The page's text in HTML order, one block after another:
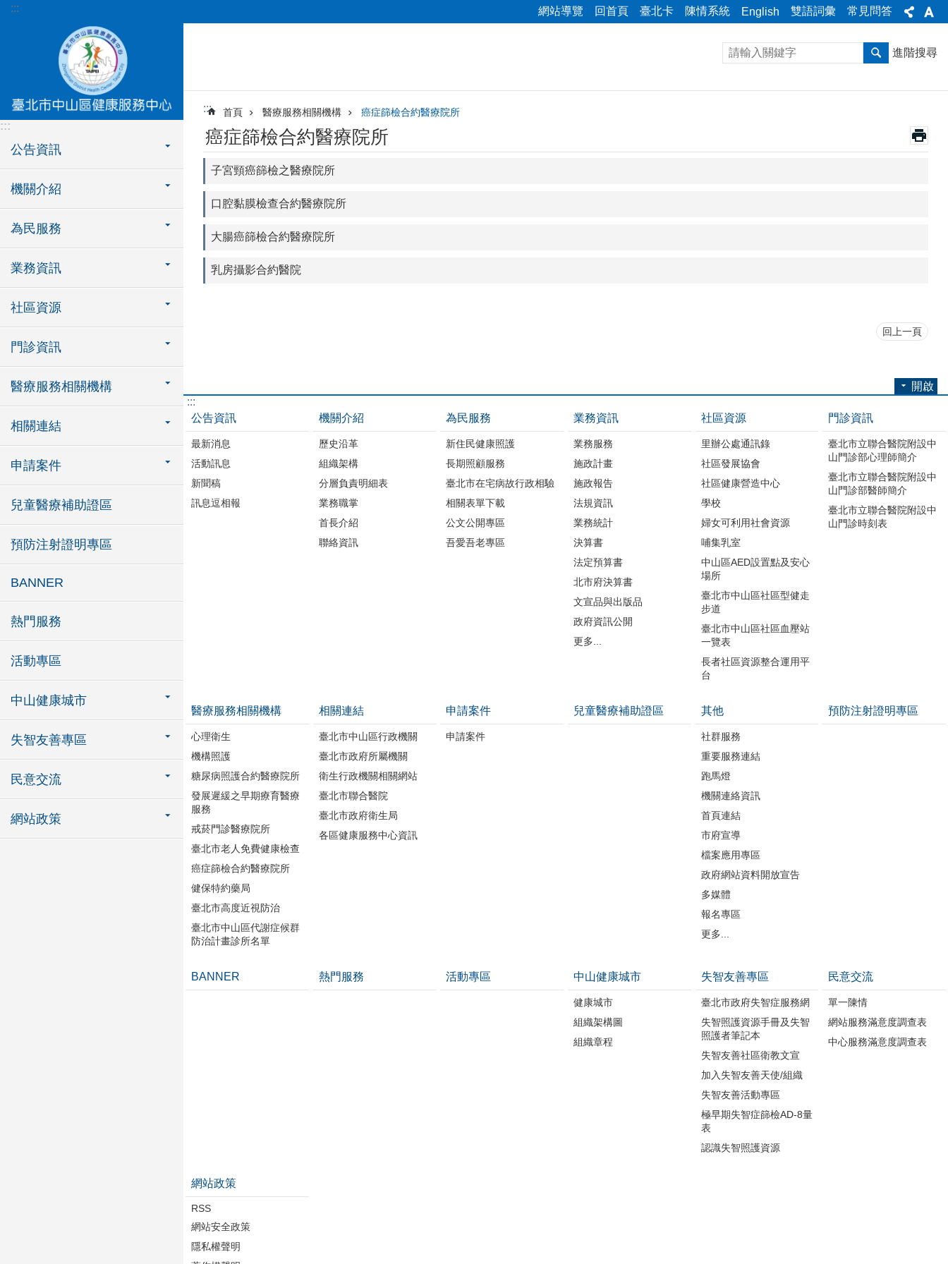
跳到主要內容區塊
::: 網站導覽 回首頁 臺北卡 陳情系統 English 雙語詞彙 常見問答
:::
公告資訊
機關介紹
為民服務
業務資訊
社區資源
門診資訊
醫療服務相關機構
相關連結
申請案件
兒童醫療補助證區
預防注射證明專區
BANNER
熱門服務
活動專區
中山健康城市
失智友善專區
民意交流
網站政策
進階搜尋
::: 首頁 醫療服務相關機構 癌症篩檢合約醫療院所
癌症篩檢合約醫療院所
子宮頸癌篩檢之醫療院所
口腔黏膜檢查合約醫療院所
大腸癌篩檢合約醫療院所
乳房攝影合約醫院
回上一頁
開啟
:::
公告資訊
最新消息
活動訊息
新聞稿
訊息逗相報
機關介紹
歷史沿革
組織架構
分層負責明細表
業務職掌
首長介紹
聯絡資訊
為民服務
新住民健康照護
長期照顧服務
臺北市在宅病故行政相驗
相關表單下載
公文公開專區
吾愛吾老專區
業務資訊
業務服務
施政計畫
施政報告
法規資訊
業務統計
決算書
法定預算書
北市府決算書
文宣品與出版品
政府資訊公開
更多...
社區資源
里辦公處通訊錄
社區發展協會
社區健康營造中心
學校
婦女可利用社會資源
哺集乳室
中山區AED設置點及安心
場所
臺北市中山區社區型健走
步道
臺北市中山區社區血壓站
一覽表
長者社區資源整合運用平
台
門診資訊
臺北市立聯合醫院附設中
山門診部心理師簡介
臺北市立聯合醫院附設中
山門診部醫師簡介
臺北市立聯合醫院附設中
山門診時刻表
醫療服務相關機構
心理衛生
機構照護
糖尿病照護合約醫療院所
發展遲緩之早期療育醫療
服務
戒菸門診醫療院所
臺北市老人免費健康檢查
癌症篩檢合約醫療院所
健保特約藥局
臺北市高度近視防治
臺北市中山區代謝症候群
防治計畫診所名單
相關連結
臺北市中山區行政機關
臺北市政府所屬機關
衛生行政機關相關網站
臺北市聯合醫院
臺北市政府衛生局
各區健康服務中心資訊
申請案件
申請案件
兒童醫療補助證區 其他
社群服務
重要服務連結
跑馬燈
機關連絡資訊
首頁連結
市府宣導
檔案應用專區
政府網站資料開放宣告
多媒體
報名專區
更多...
預防注射證明專區
BANNER 熱門服務 活動專區 中山健康城市
健康城市
組織架構圖
組織章程
失智友善專區
臺北市政府失智症服務網
失智照護資源手冊及失智
照護者筆記本
失智友善社區衛教文宣
加入失智友善天使/組織
失智友善活動專區
極早期失智症篩檢AD-8量
表
認識失智照護資源
民意交流
單一陳情
網站服務滿意度調查表
中心服務滿意度調查表
網站政策
RSS
網站安全政策
隱私權聲明